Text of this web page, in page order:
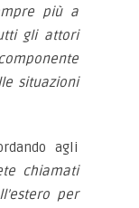
più a
gli attori
situazioni
agli
chiamati
per